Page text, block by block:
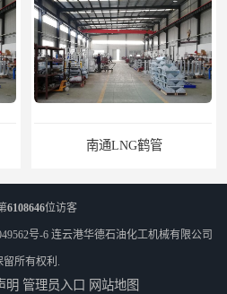
南通LNG鹤管
6108646位访客
号-6 连云港华德石油化工机械有限公司
留所有权利.
明 管理员入口 网站地图